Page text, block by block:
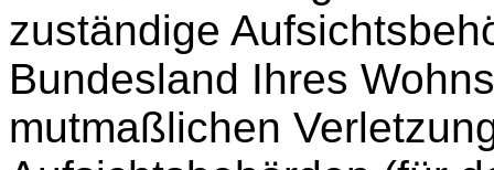
zuständige
Bundesland Ihres
mutmaßlichen